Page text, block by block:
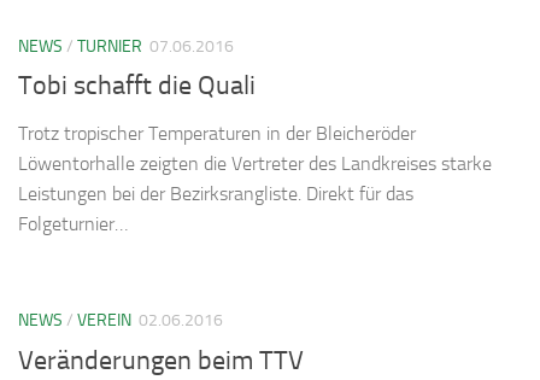
NEWS / TURNIER 07.06.2016
Tobi schafft die Quali
Trotz tropischer Temperaturen in der Bleicheröder
Löwentorhalle zeigten die Vertreter des Landkreises starke
Leistungen bei der Bezirksrangliste. Direkt für das
Folgeturnier…
NEWS / VEREIN 02.06.2016
Veränderungen beim TTV